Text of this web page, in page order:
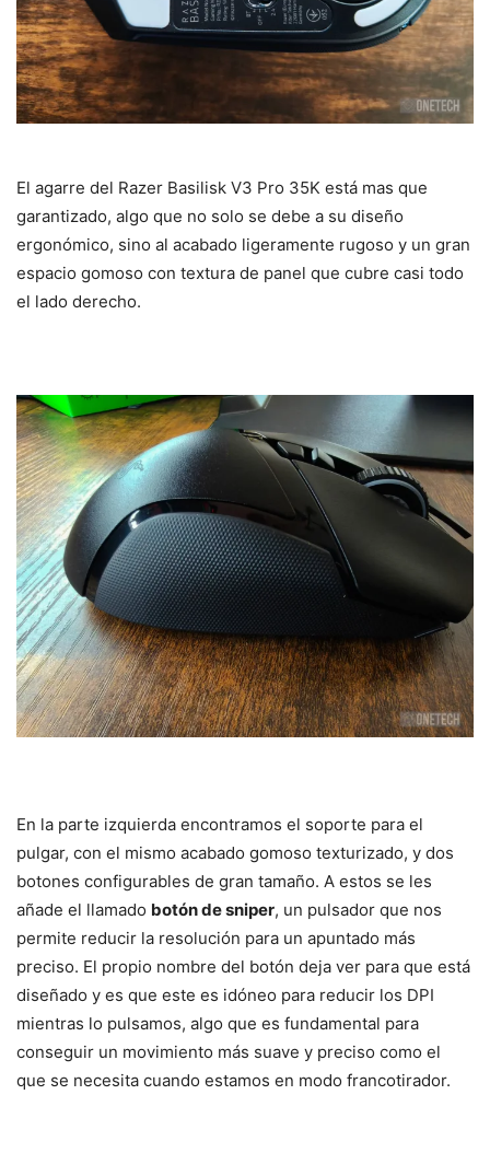
El agarre del Razer Basilisk V3 Pro 35K está mas que
garantizado, algo que no solo se debe a su diseño
ergonómico, sino al acabado ligeramente rugoso y un gran
espacio gomoso con textura de panel que cubre casi todo
el lado derecho.
En la parte izquierda encontramos el soporte para el
pulgar, con el mismo acabado gomoso texturizado, y dos
botones configurables de gran tamaño. A estos se les
añade el llamado botón de sniper, un pulsador que nos
permite reducir la resolución para un apuntado más
preciso. El propio nombre del botón deja ver para que está
diseñado y es que este es idóneo para reducir los DPI
mientras lo pulsamos, algo que es fundamental para
conseguir un movimiento más suave y preciso como el
que se necesita cuando estamos en modo francotirador.